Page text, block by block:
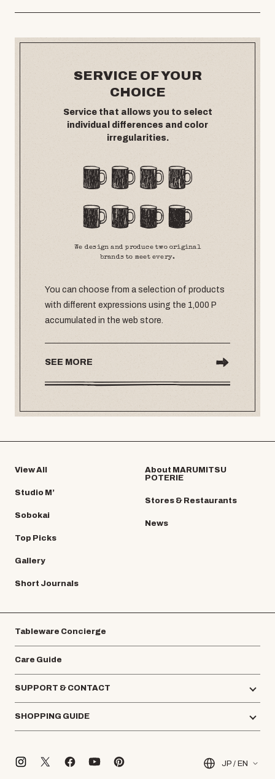
SERVICE OF YOUR
CHOICE
Service that allows you to select
individual differences and color
irregularities.
We design and produce two original
brands to meet every.
You can choose from a selection of products
with different expressions using the 1,000 P
accumulated in the web store.
SEE MORE
View All
Studio M’
Sobokai
Top Picks
Gallery
Short Journals
About MARUMITSU
POTERIE
Stores & Restaurants
News
Tableware Concierge
Care Guide
SUPPORT & CONTACT
SHOPPING GUIDE
JP / EN